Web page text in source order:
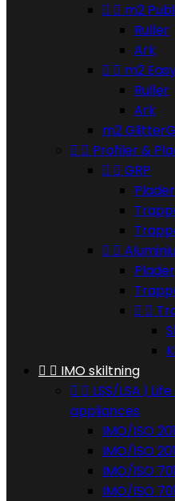
  m2
Ruller
Ark
  m2
Ruller
Ark
m2
  Profiler &
  GRP
 
Plader
 
  IMO skiltning
  LSS/LSA |
appliances
IMO/ISO
IMO/ISO
IMO/ISO
IMO/ISO